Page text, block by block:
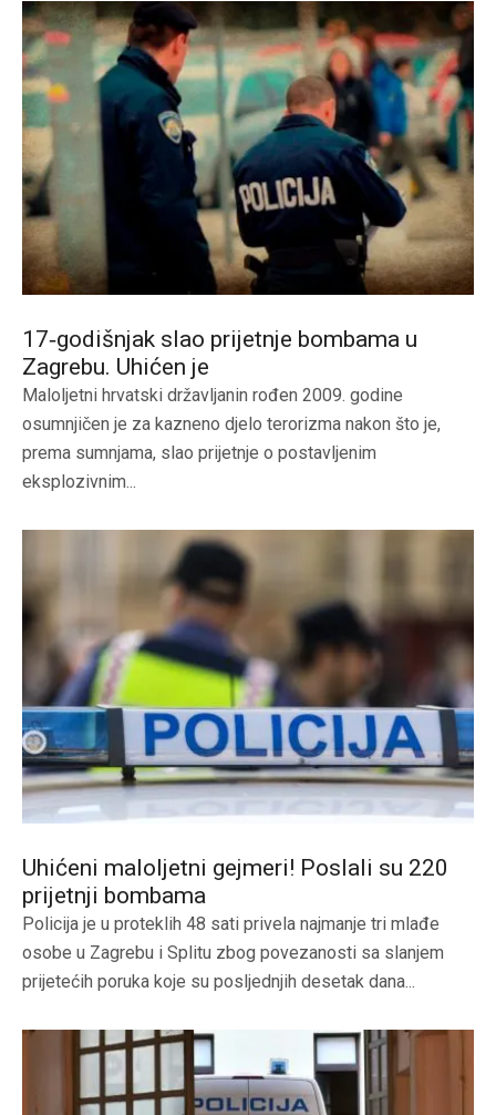
17‑godišnjak slao prijetnje bombama u
Zagrebu. Uhićen je
Maloljetni hrvatski državljanin rođen 2009. godine
osumnjičen je za kazneno djelo terorizma nakon što je,
prema sumnjama, slao prijetnje o postavljenim
eksplozivnim...
Uhićeni maloljetni gejmeri! Poslali su 220
prijetnji bombama
Policija je u proteklih 48 sati privela najmanje tri mlađe
osobe u Zagrebu i Splitu zbog povezanosti sa slanjem
prijetećih poruka koje su posljednjih desetak dana...